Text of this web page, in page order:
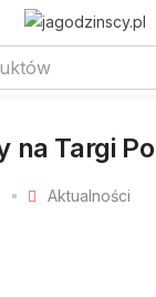
na Targi
Aktualności